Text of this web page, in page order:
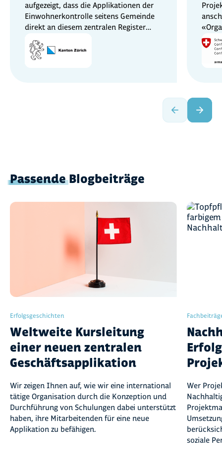
aufgezeigt, dass die Applikationen der
Einwohnerkontrolle seitens Gemeinde
direkt an diesem zentralen Register
angebunden werden können.
PassendeBlogbeiträge
Erfolgsgeschichten
Weltweite Kursleitung
einer neuen zentralen
Geschäftsapplikation
Wir zeigen Ihnen auf, wie wir eine international
tätige Organisation durch die Konzeption und
Durchführung von Schulungen dabei unterstützt
haben, ihre Mitarbeitenden für eine neue
Applikation zu befähigen.
Wer
soziale